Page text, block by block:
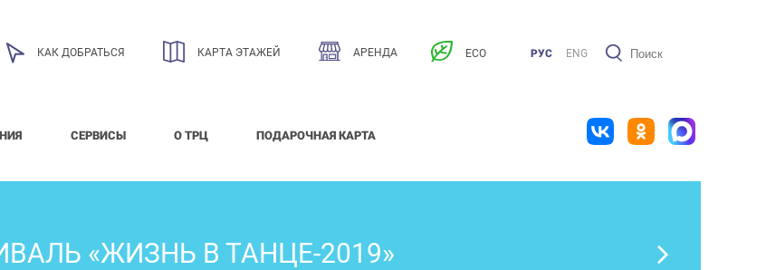
КАК ДОБРАТЬСЯ КАРТА ЭТАЖЕЙ АРЕНДА ECO РУС ENG
СЕРВИСЫ О ТРЦ ПОДАРОЧНАЯ КАРТА
«ЖИЗНЬ В ТАНЦЕ-2019»